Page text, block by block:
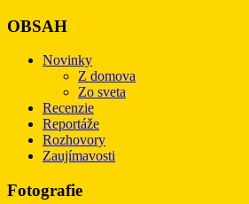
OBSAH
Novinky
Z domova
Zo sveta
Recenzie
Reportáže
Rozhovory
Zaujímavosti
Fotografie